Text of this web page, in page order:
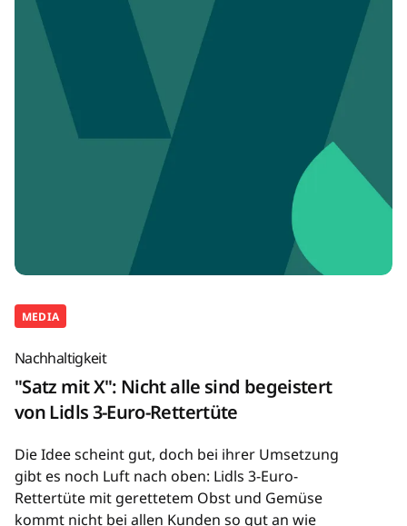
MEDIA
Nachhaltigkeit
"Satz mit X": Nicht alle sind begeistert
von Lidls 3-Euro-Rettertüte
Die Idee scheint gut, doch bei ihrer Umsetzung
gibt es noch Luft nach oben: Lidls 3-Euro-
Rettertüte mit gerettetem Obst und Gemüse
kommt nicht bei allen Kunden so gut an wie